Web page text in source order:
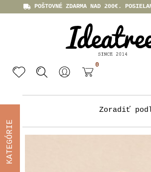
POŠTOVNÉ ZDARMA NAD 200€.
0
Zoradiť
KATEGÓRIE